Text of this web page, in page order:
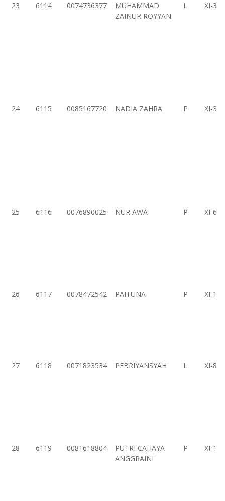
23 6114 0074736377
MUHAMMAD
ZAINUR ROYYAN
L XI-3
24 6115 0085167720 NADIA ZAHRA P XI-3
25 6116 0076890025 NUR AWA P XI-6
26 6117 0078472542 PAITUNA P XI-1
27 6118 0071823534 PEBRIYANSYAH L XI-8
28 6119 0081618804
PUTRI CAHAYA
ANGGRAINI
P XI-1